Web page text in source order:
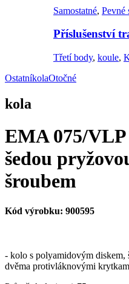
Samostatné, Pevné
Příslušenství
Třetí body, koule,
OstatníkolaOtočné
kola
EMA 075/
šedou
šroubem
Kód výrobku: 900595
- kolo s polyamidovým diskem,
dvěma protivláknovými